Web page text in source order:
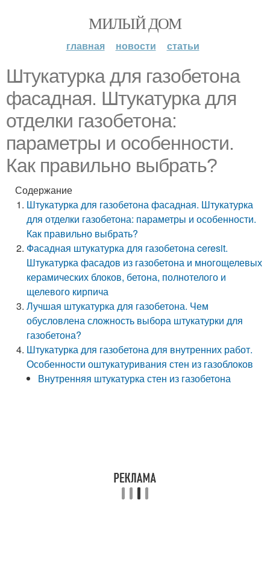
МИЛЫЙ ДОМ
главная новости статьи
Штукатурка для газобетона
фасадная. Штукатурка для
отделки газобетона:
параметры и особенности.
Как правильно выбрать?
Содержание
Штукатурка для газобетона фасадная. Штукатурка
для отделки газобетона: параметры и особенности.
Как правильно выбрать?
Фасадная штукатурка для газобетона ceresit.
Штукатурка фасадов из газобетона и многощелевых
керамических блоков, бетона, полнотелого и
щелевого кирпича
Лучшая штукатурка для газобетона. Чем
обусловлена сложность выбора штукатурки для
газобетона?
Штукатурка для газобетона для внутренних работ.
Особенности оштукатуривания стен из газоблоков
Внутренняя штукатурка стен из газобетона